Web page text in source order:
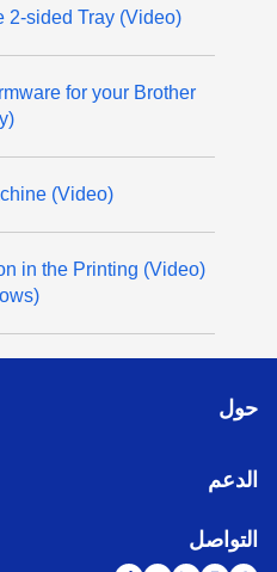
for your Brother
in the Printing
حول
الدعم
التواصل